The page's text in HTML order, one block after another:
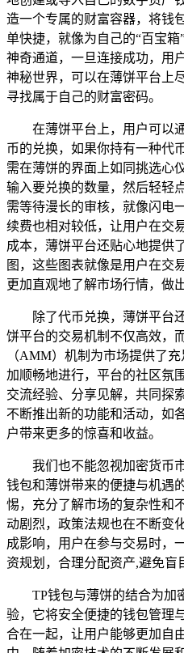
造一个专属的财富容器，将钱
单快捷，就像为自己的“百宝
神奇通道，一旦连接成功，用
神秘世界，可以在薄饼平台上
寻找属于自己的财富密码。
在薄饼平台上，用户可以
币的兑换，如果你持有一种代
需在薄饼的界面上如同挑选心
输入要兑换的数量，然后轻轻
需等待漫长的审核，就像闪电
续费也相对较低，让用户在交
成本，薄饼平台还贴心地提供
图，这些图表就像是用户在交
更加直观地了解市场行情，做
除了代币兑换，薄饼平台
饼平台的交易机制不仅高效，
（AMM）机制为市场提供了
加顺畅地进行，平台的社区氛
交流经验、分享见解，共同探
不断推出新的功能和活动，如
户带来更多的惊喜和收益。
我们也不能忽视加密货币
钱包和薄饼带来的便捷与机遇
惕，充分了解市场的复杂性和
动剧烈，政策法规也在不断变
成影响，用户在参与交易时，
资规划，合理分配资产,避免盲
TP钱包与薄饼的结合为加
验，它将安全便捷的钱包管理
合在一起，让用户能够更加自